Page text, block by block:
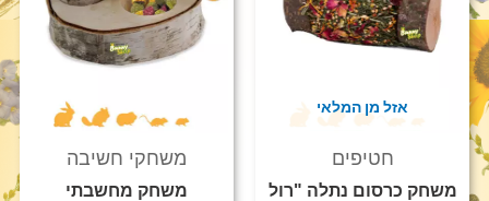
אזל מן המלאי
חטיפים
משחק כרסום נתלה "רול
משחקי חשיבה
משחק מחשבתי